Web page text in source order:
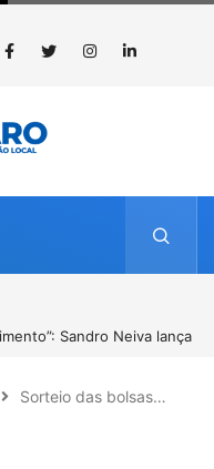
para o Prêmio de Redação
Sorteio das bolsas…